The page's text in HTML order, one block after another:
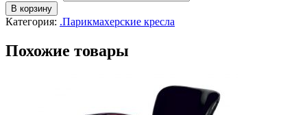
В корзину
Категория: .Парикмахерские кресла
Похожие товары